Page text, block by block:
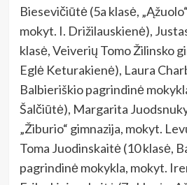
Biesevičiūtė (5a klasė,
mokyt. I. Drižilauskienė),
klasė, Veiverių Tomo Žilinsko
Eglė Keturakienė), Laura
Balbieriškio pagrindinė
Šalčiūtė), Margarita
„Žiburio“ gimnazija, mokyt.
Toma Juodinskaitė (10 klasė,
pagrindinė mokykla, mokyt.